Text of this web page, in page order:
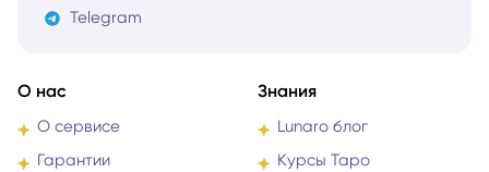
Telegram
О нас
О сервисе
Гарантии
Знания
Lunaro блог
Курсы Таро